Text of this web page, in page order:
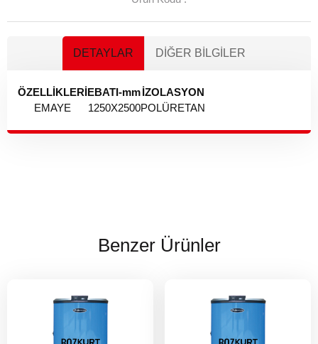
DETAYLAR DIĞER BILGILER
ÖZELLİKLERİEBATI-mmİZOLASYON
EMAYE
1250X2500POLÜRETAN
Benzer Ürünler